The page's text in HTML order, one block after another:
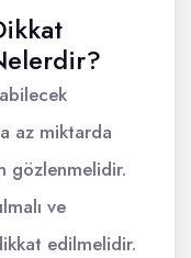
az miktarda
gözlenmelidir.
ve
edilmelidir.